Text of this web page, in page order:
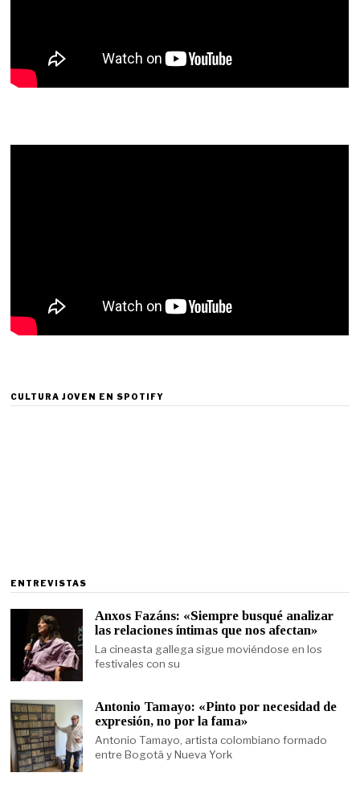
CULTURA JOVEN EN SPOTIFY
ENTREVISTAS
Anxos Fazáns: «Siempre busqué analizar
las relaciones íntimas que nos afectan»
La cineasta gallega sigue moviéndose en los
festivales con su
Antonio Tamayo: «Pinto por necesidad de
expresión, no por la fama»
Antonio Tamayo, artista colombiano formado
entre Bogotá y Nueva York